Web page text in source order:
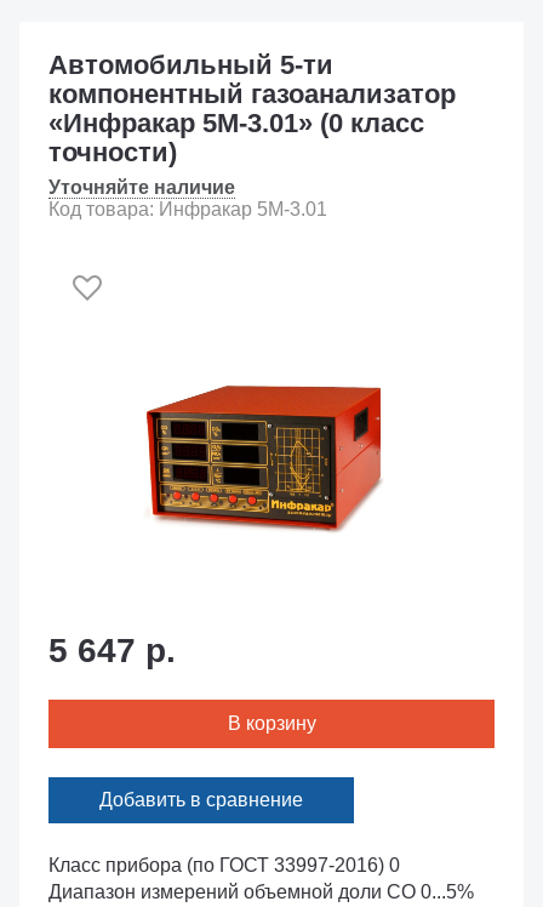
Автомобильный 5-ти
компонентный газоанализатор
«Инфракар 5М-3.01» (0 класс
точности)
Уточняйте наличие
Код товара: Инфракар 5М-3.01
Класс прибора (по ГОСТ 33997-2016) 0
Диапазон измерений объемной доли СО 0...5%
5 647 р.
В корзину
Добавить в сравнение